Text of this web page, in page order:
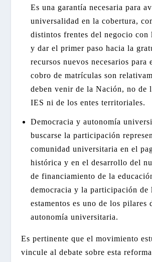
Es una garantía necesaria para
universalidad en la cobertura,
distintos frentes del negocio con
y dar el primer paso hacia la
recursos nuevos necesarios para
cobro de matrículas son
deben venir de la Nación, no de
IES ni de los entes territoriales.
Democracia y autonomía
buscarse la participación
comunidad universitaria en el
histórica y en el desarrollo del
de financiamiento de la
democracia y la participación de
estamentos es uno de los pilares
autonomía universitaria.
Es pertinente que el movimiento
vincule al debate sobre esta